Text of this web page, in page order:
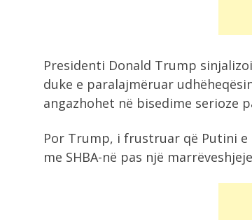
Presidenti Donald Trump
duke e paralajmëruar
angazhohet në bisedime serioze
Por Trump, i frustruar që Putini
me SHBA-në pas një
6:00
Tmerri i flakëve në
publikon...
5:35
Thashethemet për